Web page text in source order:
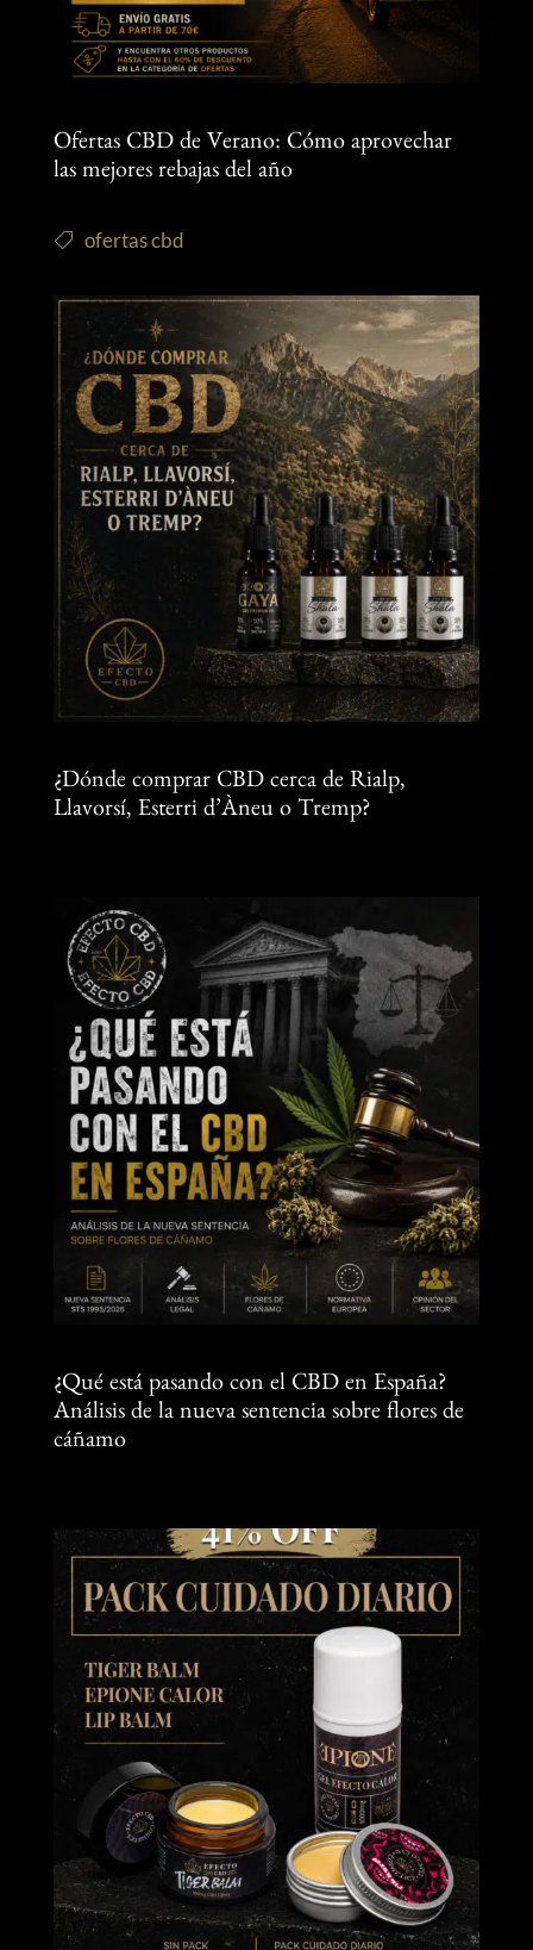
Ofertas CBD de Verano: Cómo aprovechar
las mejores rebajas del año
ofertas cbd
¿Dónde comprar CBD cerca de Rialp,
Llavorsí, Esterri d’Àneu o Tremp?
¿Qué está pasando con el CBD en España?
Análisis de la nueva sentencia sobre flores de
cáñamo